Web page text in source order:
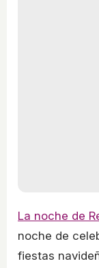
La noche de
noche de
fiestas